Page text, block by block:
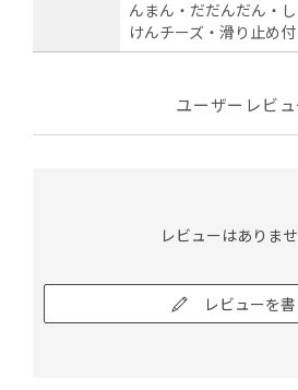
んまん・だだんだん・
けんチーズ・滑り止め付
ユーザーレビュ
レビューはありませ
レビューを書